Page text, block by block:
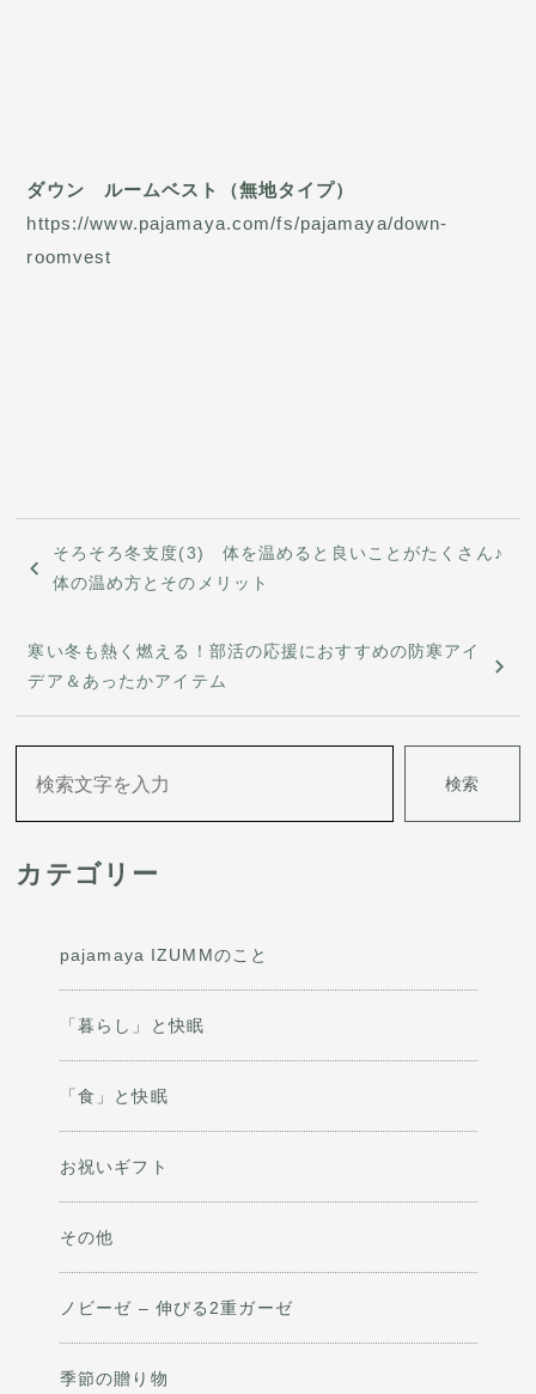
ダウン ルームベスト（無地タイプ）
https://www.pajamaya.com/fs/pajamaya/down-
roomvest
稿
ビ
ゲ
ン
そろそろ冬支度(3) 体を温めると良いことがたくさん♪
体の温め方とそのメリット
寒い冬も熱く燃える！部活の応援におすすめの防寒アイ
デア＆あったかアイテム
検索
カテゴリー
pajamaya IZUMMのこと
「暮らし」と快眠
「食」と快眠
お祝いギフト
その他
ノビーゼ – 伸びる2重ガーゼ
季節の贈り物